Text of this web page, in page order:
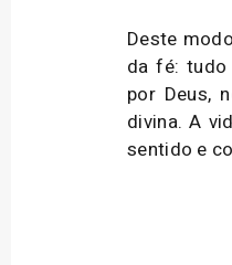
Deste
da fé: tudo
por Deus,
divina. A
sentido e